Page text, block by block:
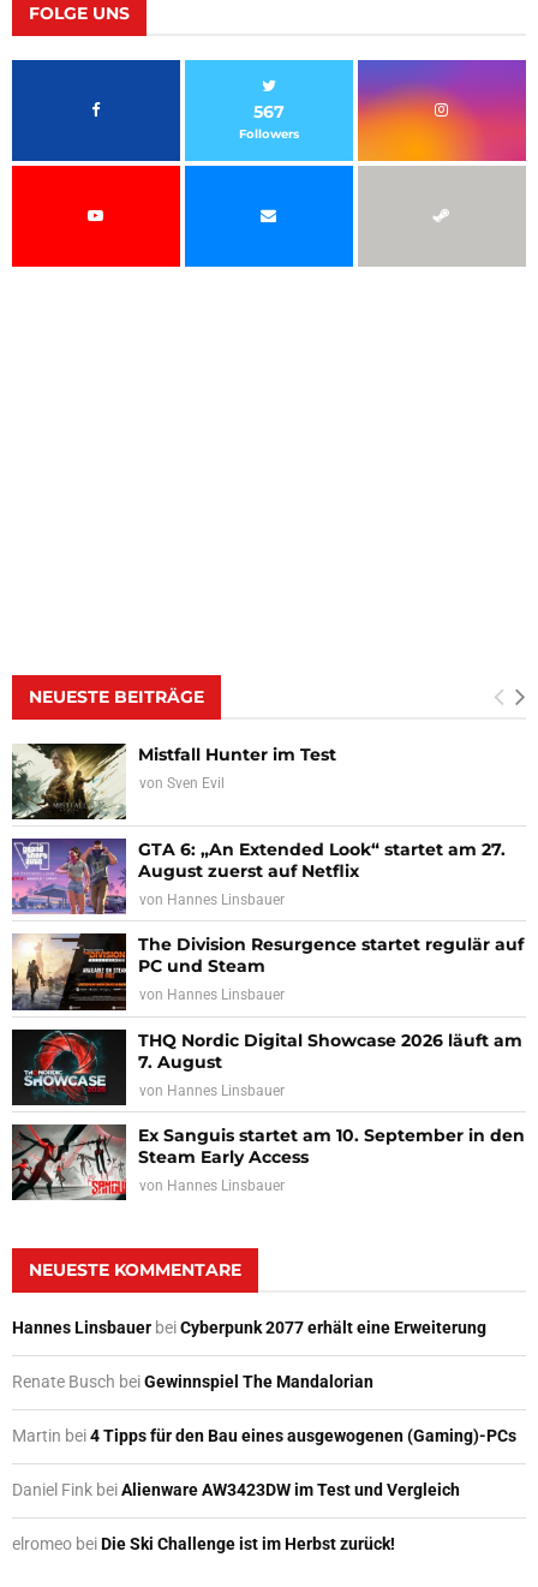
FOLGE UNS
567
Followers
NEUESTE BEITRÄGE
Mistfall Hunter im Test
von Sven Evil
GTA 6: „An Extended Look“ startet am 27.
August zuerst auf Netflix
von Hannes Linsbauer
The Division Resurgence startet regulär auf
PC und Steam
von Hannes Linsbauer
THQ Nordic Digital Showcase 2026 läuft am
7. August
von Hannes Linsbauer
Ex Sanguis startet am 10. September in den
Steam Early Access
von Hannes Linsbauer
NEUESTE KOMMENTARE
Hannes Linsbauer beiCyberpunk 2077 erhält eine Erweiterung
Renate Busch beiGewinnspiel The Mandalorian
Martin bei4 Tipps für den Bau eines ausgewogenen (Gaming)-PCs
Daniel Fink beiAlienware AW3423DW im Test und Vergleich
elromeo beiDie Ski Challenge ist im Herbst zurück!